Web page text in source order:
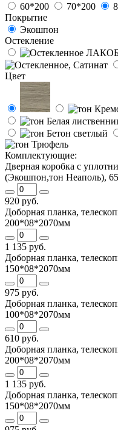
60*200
70*200
Покрытие
Экошпон
Остекление
Цвет
Комплектующие:
Дверная коробка с
(Экошпон,тон Неаполь),
920 руб.
Доборная планка,
200*08*2070мм
1 135 руб.
Доборная планка,
150*08*2070мм
975 руб.
Доборная планка,
100*08*2070мм
610 руб.
Доборная планка,
200*08*2070мм
1 135 руб.
Доборная планка,
150*08*2070мм